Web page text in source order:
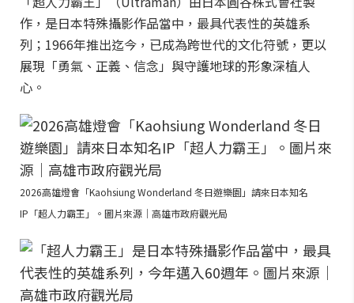
作，是日本特殊攝影作品當中，最具代表性的英雄系
列；1966年推出迄今，已成為跨世代的文化符號，更以
展現「勇氣、正義、信念」與守護地球的形象深植人
心。
2026高雄燈會「Kaohsiung Wonderland 冬日遊樂園」請來日本知名
IP「超人力霸王」。圖片來源｜高雄市政府觀光局